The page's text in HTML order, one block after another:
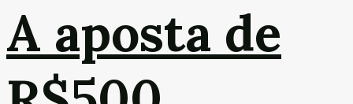
A aposta de